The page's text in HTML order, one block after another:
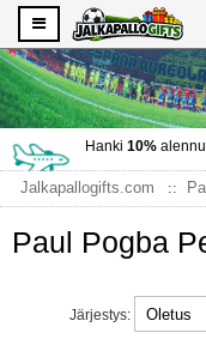
Hanki 10%
Jalkapallogifts.com
Paul Pogba
Järjestys: